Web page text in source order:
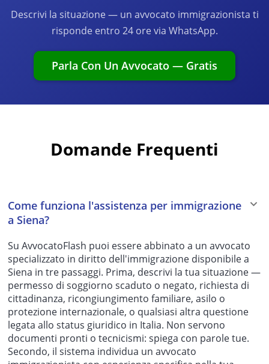
Descrivi la situazione — un avvocato immigrazionista ti
risponde entro 24 ore via WhatsApp.
Parla Con Un Avvocato — Gratis
Domande Frequenti
Come funziona l'assistenza per immigrazione
a Siena?
Su AvvocatoFlash puoi essere abbinato a un avvocato
specializzato in diritto dell'immigrazione disponibile a
Siena in tre passaggi. Prima, descrivi la tua situazione —
permesso di soggiorno scaduto o negato, richiesta di
cittadinanza, ricongiungimento familiare, asilo o
protezione internazionale, o qualsiasi altra questione
legata allo status giuridico in Italia. Non servono
documenti pronti o tecnicismi: spiega con parole tue.
Secondo, il sistema individua un avvocato